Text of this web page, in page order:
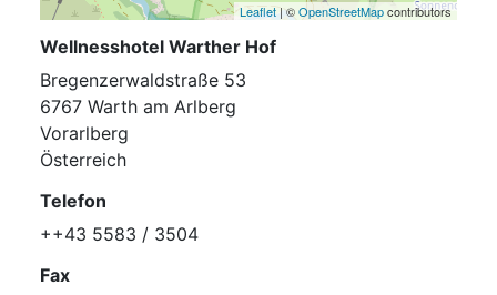
Leaflet| ©OpenStreetMapcontributors
Wellnesshotel Warther Hof
Bregenzerwaldstraße 53
6767 Warth am Arlberg
Vorarlberg
Österreich
Telefon
++43 5583 / 3504
Fax